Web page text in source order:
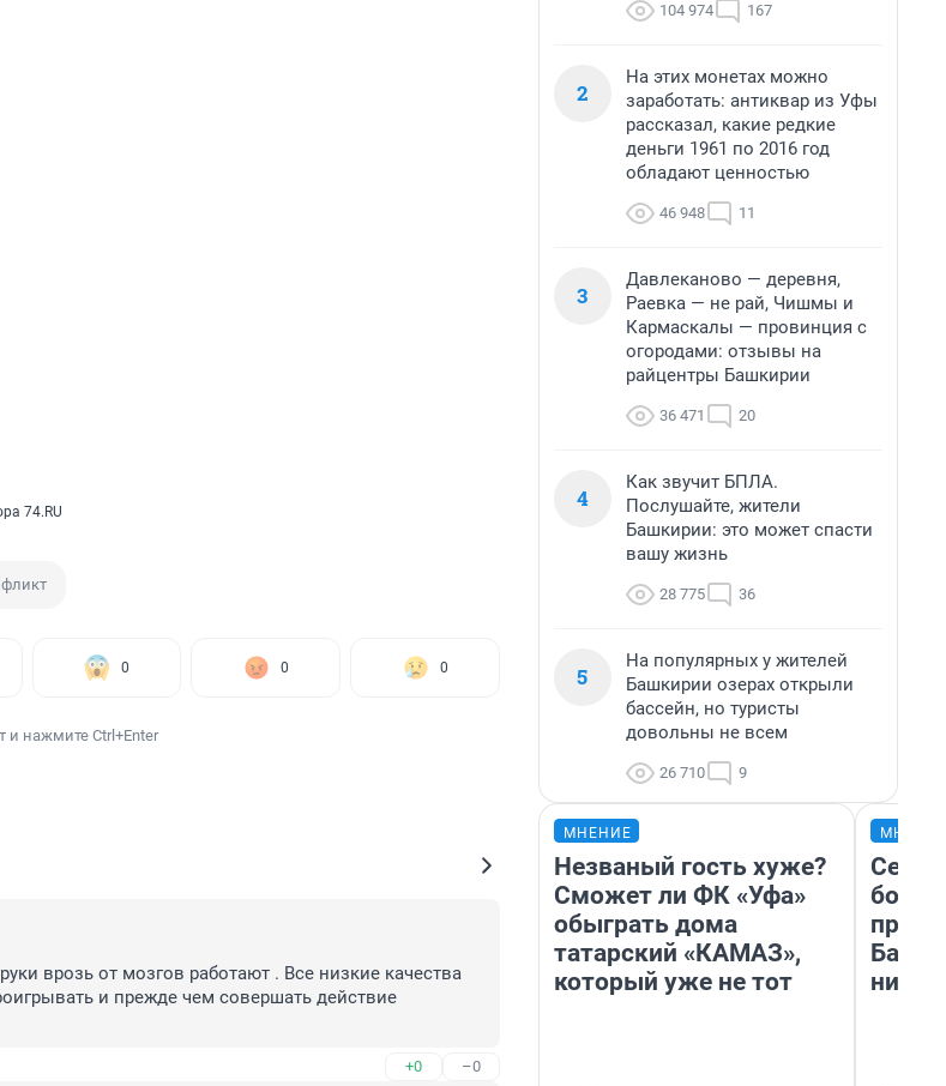
74.RU
0 0 0
и нажмите Ctrl+Enter
врозь от мозгов работают . Все низкие качества
и прежде чем совершать действие
+0 –0
104 974 167
2
На этих монетах можно
заработать: антиквар из Уфы
рассказал, какие редкие
деньги 1961 по 2016 год
обладают ценностью
46 948 11
3
Давлеканово — деревня,
Раевка — не рай, Чишмы и
Кармаскалы — провинция с
огородами: отзывы на
райцентры Башкирии
36 471 20
4
Как звучит БПЛА.
Послушайте, жители
Башкирии: это может спасти
вашу жизнь
28 775 36
5
На популярных у жителей
Башкирии озерах открыли
бассейн, но туристы
довольны не всем
26 710 9
МНЕНИЕ
Незваный гость хуже?
Сможет ли ФК «Уфа»
обыграть дома
татарский «КАМАЗ»,
который уже не тот
них